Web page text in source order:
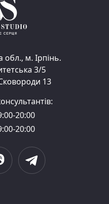
обл., м. Ірпінь.
3/5
13
20:00
20:00